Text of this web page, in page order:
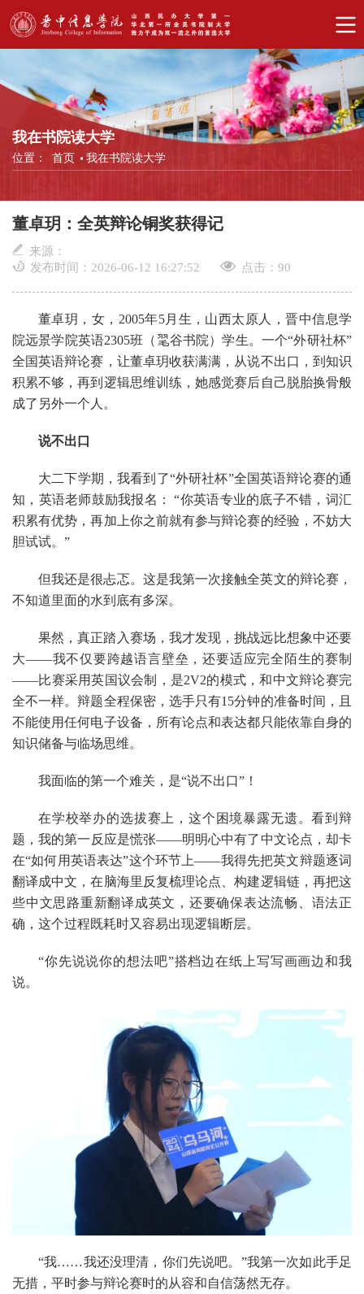
我在书院读大学
位置： 首页 我在书院读大学
董卓玥：全英辩论铜奖获得记
来源：
发布时间：2026-06-12 16:27:52
点击： 90
董卓玥，女，2005年5月生，山西太原人，晋中信息学
院远景学院英语2305班（毣谷书院）学生。一个“外研社杯”
全国英语辩论赛，让董卓玥收获满满，从说不出口，到知识
积累不够，再到逻辑思维训练，她感觉赛后自己脱胎换骨般
成了另外一个人。
说不出口
大二下学期，我看到了“外研社杯”全国英语辩论赛的通
知，英语老师鼓励我报名： “你英语专业的底子不错，词汇
积累有优势，再加上你之前就有参与辩论赛的经验，不妨大
胆试试。”
但我还是很忐忑。这是我第一次接触全英文的辩论赛，
不知道里面的水到底有多深。
果然，真正踏入赛场，我才发现，挑战远比想象中还要
大——我不仅要跨越语言壁垒，还要适应完全陌生的赛制
——比赛采用英国议会制，是2V2的模式，和中文辩论赛完
全不一样。辩题全程保密，选手只有15分钟的准备时间，且
不能使用任何电子设备，所有论点和表达都只能依靠自身的
知识储备与临场思维。
我面临的第一个难关，是“说不出口”！
在学校举办的选拔赛上，这个困境暴露无遗。看到辩
题，我的第一反应是慌张——明明心中有了中文论点，却卡
在“如何用英语表达”这个环节上——我得先把英文辩题逐词
翻译成中文，在脑海里反复梳理论点、构建逻辑链，再把这
些中文思路重新翻译成英文，还要确保表达流畅、语法正
确，这个过程既耗时又容易出现逻辑断层。
“你先说说你的想法吧”搭档边在纸上写写画画边和我
说。
“我……我还没理清，你们先说吧。”我第一次如此手足
无措，平时参与辩论赛时的从容和自信荡然无存。